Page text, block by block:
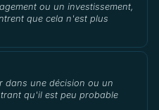
ou un investissement,
que cela n'est plus
dans une décision ou un
qu'il est peu probable